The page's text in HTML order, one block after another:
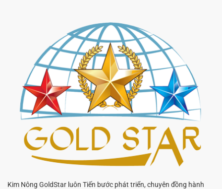
Kim Nông GoldStar luôn Tiến bước phát triển, chuyên đồng hành